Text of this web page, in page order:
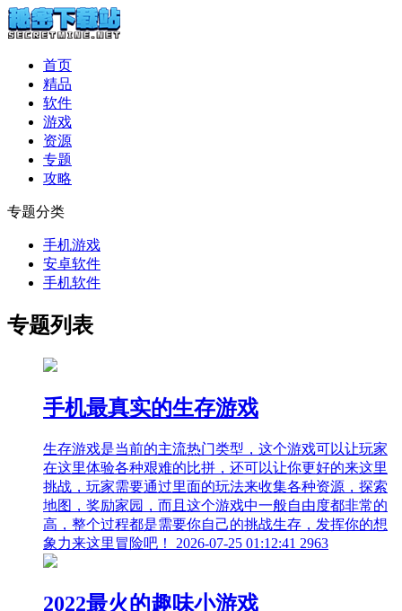
首页
精品
软件
游戏
资源
专题
攻略
专题分类
手机游戏
安卓软件
手机软件
专题列表
手机最真实的生存游戏
生存游戏是当前的主流热门类型，这个游戏可以让玩家
在这里体验各种艰难的比拼，还可以让你更好的来这里
挑战，玩家需要通过里面的玩法来收集各种资源，探索
地图，奖励家园，而且这个游戏中一般自由度都非常的
高，整个过程都是需要你自己的挑战生存，发挥你的想
象力来这里冒险吧！
2026-07-25 01:12:41 2963
2022最火的趣味小游戏